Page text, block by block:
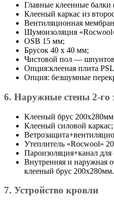
Главные клеенные балки
Клееный каркас из
Вентиляционная
Шумоизоляция
OSB 15 мм;
Брусок 40 х 40 мм;
Чистовой пол —
Опция:клееная плита
Опция: безшумные
6. Наружные стены 2-го
Клееный брус
Клееный силовой каркас;
Утеплитель «Roсwool»
Пароизоляция+канал для
Внутренняя и наружная
клееный брус 200х280мм.
7. Устройство кровли